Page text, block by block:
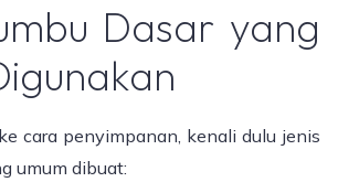
Dasar yang
cara penyimpanan, kenali dulu jenis
umum dibuat: